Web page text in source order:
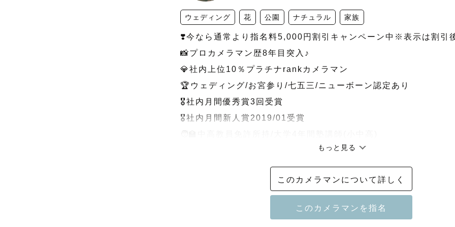
ウェディング 花 公園 ナチュラル 家族
❣️今なら通常より指名料5,000円割引キャンペーン中※表示は割引
📸プロカメラマン歴8年目突入♪
💎社内上位10％プラチナrankカメラマン
🏆ウェディング/お宮参り/七五三/ニューボーン認定あり
🎖️社内月間優秀賞3回受賞
🎖️社内月間新人賞2019/01受賞
はじめまして☺️Hirokoといいます!!
💐これから撮影させていただくゲストのみなさまへ
私自身、写真を見返す時間がとても好きで幸せです。
もっと見る
このカメラマンについて詳しく